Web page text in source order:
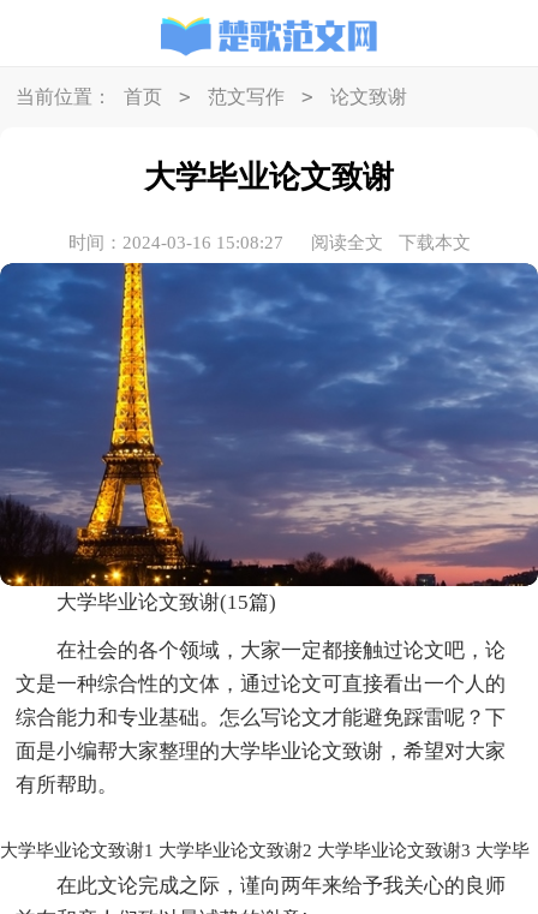
当前位置： 首页 > 范文写作 > 论文致谢
大学毕业论文致谢
时间：2024-03-16 15:08:27 阅读全文 下载本文
大学毕业论文致谢(15篇)
在社会的各个领域，大家一定都接触过论文吧，论
文是一种综合性的文体，通过论文可直接看出一个人的
综合能力和专业基础。怎么写论文才能避免踩雷呢？下
面是小编帮大家整理的大学毕业论文致谢，希望对大家
有所帮助。
大学毕业论文致谢1
在此文论完成之际，谨向两年来给予我关心的良师
大学毕业论文致谢2 大学毕业论文致谢3 大学毕